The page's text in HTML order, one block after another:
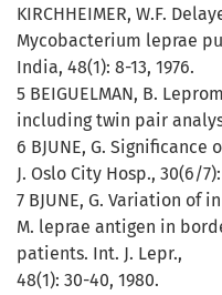
KIRCHHEIMER, W.F.
Mycobacterium leprae
India, 48(1): 8-13, 1976.
5 BEIGUELMAN, B.
including twin pair
6 BJUNE, G.
J. Oslo City Hosp., 30(6/
7 BJUNE, G. Variation of
M. leprae antigen in
patients. Int. J. Lepr.,
48(1): 30-40, 1980.